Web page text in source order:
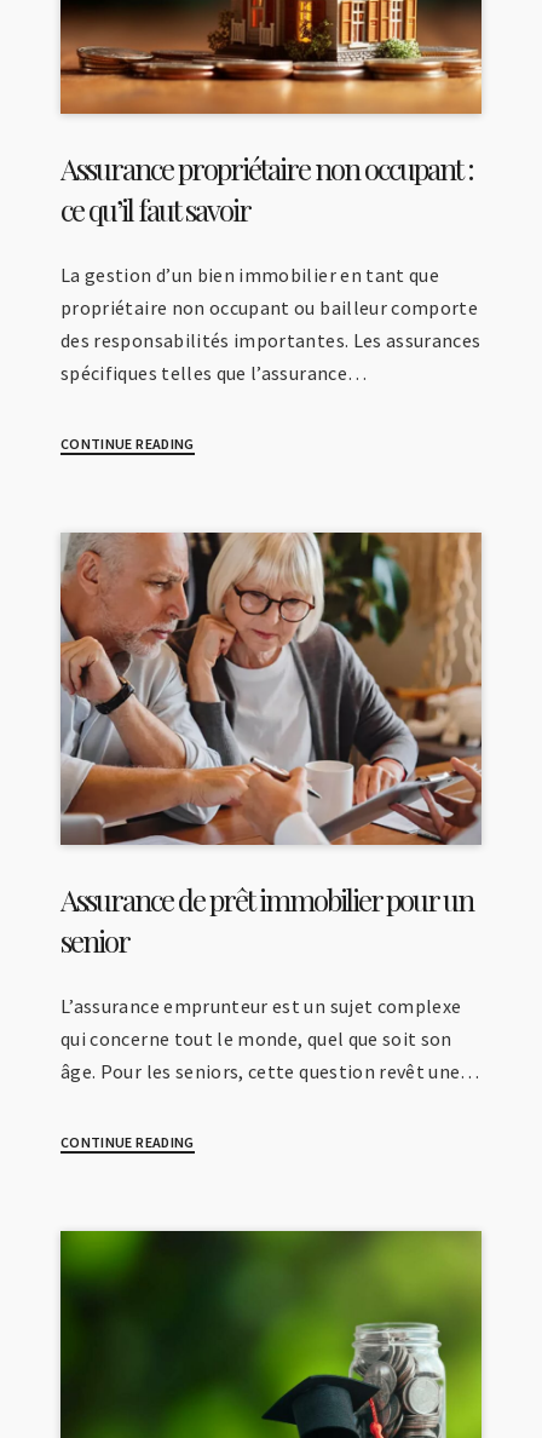
Assurance propriétaire non occupant :
ce qu’il faut savoir
La gestion d’un bien immobilier en tant que
propriétaire non occupant ou bailleur comporte
des responsabilités importantes. Les assurances
spécifiques telles que l’assurance…
CONTINUE READING
Assurance de prêt immobilier pour un
senior
L’assurance emprunteur est un sujet complexe
qui concerne tout le monde, quel que soit son
âge. Pour les seniors, cette question revêt une…
CONTINUE READING